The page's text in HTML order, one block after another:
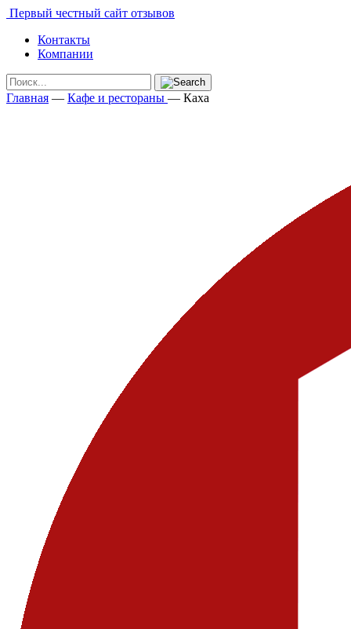
Первый честный сайт отзывов
Контакты
Компании
Главная — Кафе и рестораны — Каха